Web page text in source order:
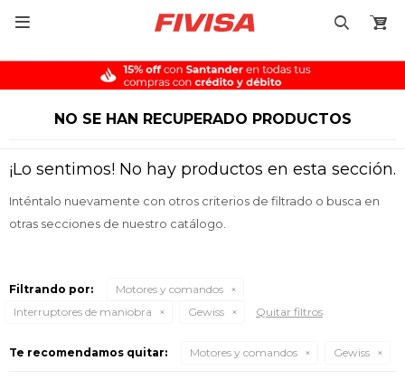

NO SE HAN RECUPERADO PRODUCTOS
¡Lo sentimos! No hay productos en esta sección.
Inténtalo nuevamente con otros criterios de filtrado o busca en
otras secciones de nuestro catálogo.
Filtrando por:
Motores y comandos
Interruptores de maniobra
Gewiss Quitar filtros
Te recomendamos quitar: Motores y comandos Gewiss